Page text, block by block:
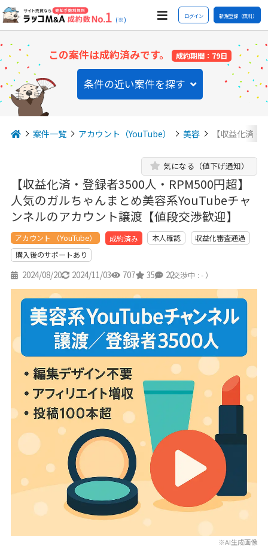
(※) ログイン 新規登録（無料）
この案件は成約済みです。 成約期間：79日
条件の近い案件を探す
案件一覧 アカウント（YouTube） 美容 【収益化済
【収益化済・登録者3500人・RPM500円超】
人気のガルちゃんまとめ美容系YouTubeチャ
ンネルのアカウント譲渡【値段交渉歓迎】
気になる（値下げ通知）
アカウント （YouTube） 成約済み 本人確認
収益化審査通過
購入後のサポートあり
2024/08/20 2024/11/03 707 35 22
（交渉中 : - ）
※AI生成画像